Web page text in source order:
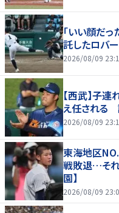
「いい顔だ
託したロバ
2026/08/09
【西武】子
え任される
2026/08/09
東海地区
戦敗退…それ
園】
2026/08/09